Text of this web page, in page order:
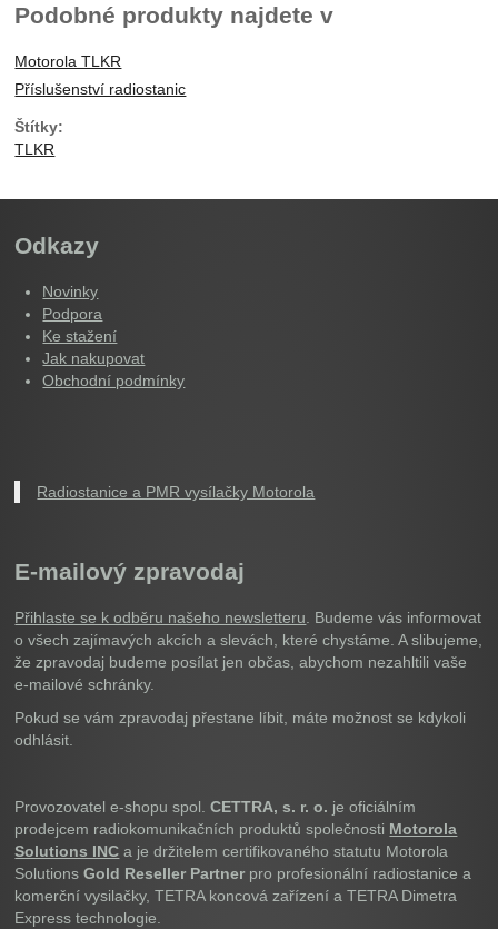
Podobné produkty najdete v
Motorola TLKR
Příslušenství radiostanic
Štítky:
TLKR
Odkazy
Novinky
Podpora
Ke stažení
Jak nakupovat
Obchodní podmínky
Radiostanice a PMR vysílačky Motorola
E-mailový zpravodaj
Přihlaste se k odběru našeho newsletteru . Budeme vás informovat
o všech zajímavých akcích a slevách, které chystáme. A slibujeme,
že zpravodaj budeme posílat jen občas, abychom nezahltili vaše
e-mailové schránky.
Pokud se vám zpravodaj přestane líbit, máte možnost se kdykoli
odhlásit.
Provozovatel e-shopu spol.CETTRA, s. r. o. je oficiálním
prodejcem radiokomunikačních produktů společnosti Motorola
Solutions INC a je držitelem certifikovaného statutu Motorola
SolutionsGold Reseller Partner pro profesionální radiostanice a
komerční vysilačky, TETRA koncová zařízení a TETRA Dimetra
Express technologie.